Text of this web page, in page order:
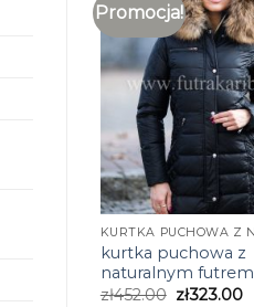
Promocja!
kurtka puchowa z
naturalnym futrem
zł452.00 zł323.00